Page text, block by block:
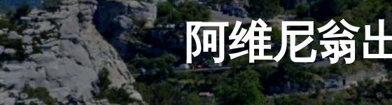
阿维尼翁